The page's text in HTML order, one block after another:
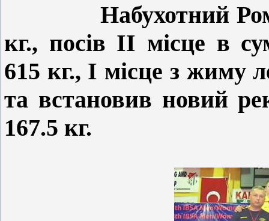
Набухотний
кг., посів ІІ місце в
615 кг., І місце з жиму
та встановив новий
167.5 кг.